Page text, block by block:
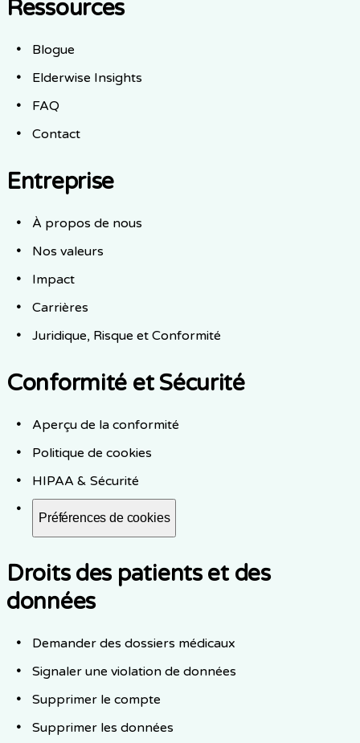
Ressources
Blogue
Elderwise Insights
FAQ
Contact
Entreprise
À propos de nous
Nos valeurs
Impact
Carrières
Juridique, Risque et Conformité
Conformité et Sécurité
Aperçu de la conformité
Politique de cookies
HIPAA & Sécurité
Préférences de cookies
Droits des patients et des
données
Demander des dossiers médicaux
Signaler une violation de données
Supprimer le compte
Supprimer les données